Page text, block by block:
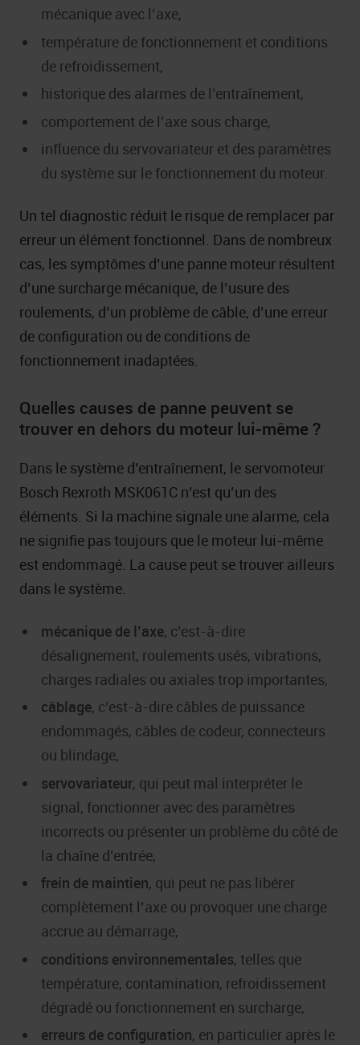
mécanique avec l’axe,
température de fonctionnement et conditions
de refroidissement,
historique des alarmes de l’entraînement,
comportement de l’axe sous charge,
influence du servovariateur et des paramètres
du système sur le fonctionnement du moteur.
Un tel diagnostic réduit le risque de remplacer par
erreur un élément fonctionnel. Dans de nombreux
cas, les symptômes d’une panne moteur résultent
d’une surcharge mécanique, de l’usure des
roulements, d’un problème de câble, d’une erreur
de configuration ou de conditions de
fonctionnement inadaptées.
Quelles causes de panne peuvent se
trouver en dehors du moteur lui-même ?
Dans le système d’entraînement, le servomoteur
Bosch Rexroth MSK061C n’est qu’un des
éléments. Si la machine signale une alarme, cela
ne signifie pas toujours que le moteur lui-même
est endommagé. La cause peut se trouver ailleurs
dans le système.
mécanique de l’axe, c’est-à-dire
désalignement, roulements usés, vibrations,
charges radiales ou axiales trop importantes,
câblage, c’est-à-dire câbles de puissance
endommagés, câbles de codeur, connecteurs
ou blindage,
servovariateur, qui peut mal interpréter le
signal, fonctionner avec des paramètres
incorrects ou présenter un problème du côté de
la chaîne d’entrée,
frein de maintien, qui peut ne pas libérer
complètement l’axe ou provoquer une charge
accrue au démarrage,
conditions environnementales, telles que
température, contamination, refroidissement
dégradé ou fonctionnement en surcharge,
erreurs de configuration, en particulier après le